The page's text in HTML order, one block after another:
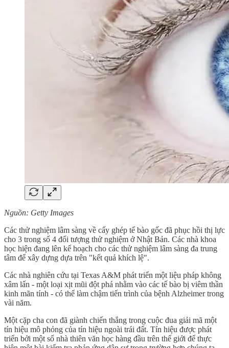
Nguồn: Getty Images
Các thử nghiệm lâm sàng về cấy ghép tế bào gốc đã phục hồi thị lực
cho 3 trong số 4 đối tượng thử nghiệm ở Nhật Bản. Các nhà khoa
học hiện đang lên kế hoạch cho các thử nghiệm lâm sàng đa trung
tâm để xây dựng dựa trên "kết quả khích lệ".
Các nhà nghiên cứu tại Texas A&M phát triển một liệu pháp không
xâm lấn - một loại xịt mũi đột phá nhằm vào các tế bào bị viêm thần
kinh mãn tính - có thể làm chậm tiến trình của bệnh Alzheimer trong
vài năm.
Một cặp cha con đã giành chiến thắng trong cuộc đua giải mã một
tín hiệu mô phỏng của tín hiệu ngoài trái đất. Tín hiệu được phát
triển bởi một số nhà thiên văn học hàng đầu trên thế giới để thực